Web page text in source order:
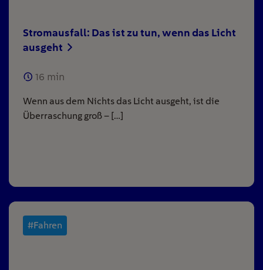
Stromausfall: Das ist zu tun, wenn das Licht
ausgeht
16 min
Wenn aus dem Nichts das Licht ausgeht, ist die
Überraschung groß – […]
#Fahren